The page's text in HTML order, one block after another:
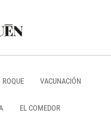
VACUNACIÓN
EL COMEDOR